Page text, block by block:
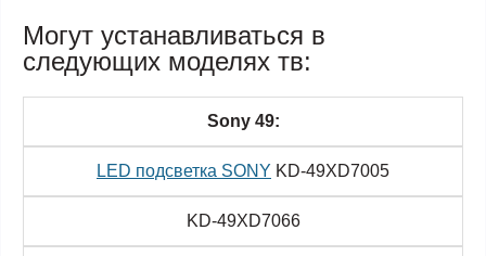
Могут устанавливаться в
следующих моделях тв:
Sony 49:
LED подсветка SONY KD-49XD7005
KD-49XD7066